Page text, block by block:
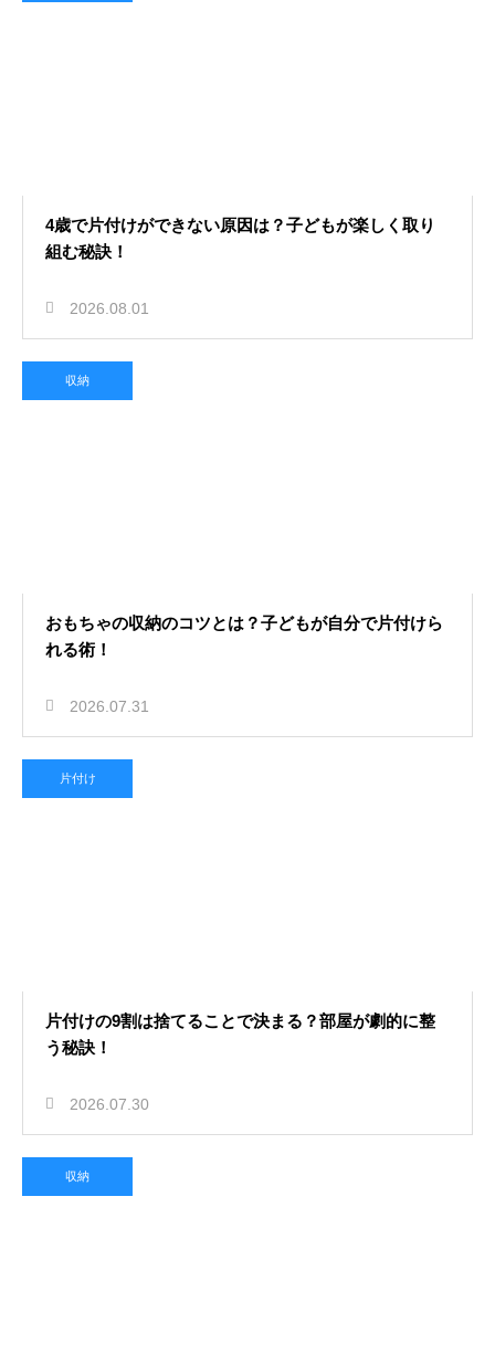
4歳で片付けができない原因は？子どもが楽しく取り
組む秘訣！
2026.08.01
収納
おもちゃの収納のコツとは？子どもが自分で片付けら
れる術！
2026.07.31
片付け
片付けの9割は捨てることで決まる？部屋が劇的に整
う秘訣！
2026.07.30
収納